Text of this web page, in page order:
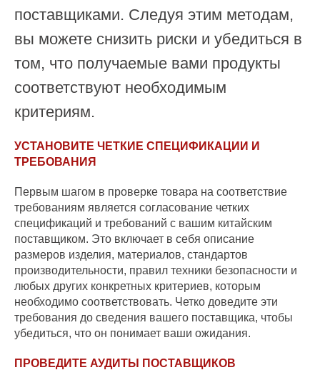
поставщиками. Следуя этим методам,
вы можете снизить риски и убедиться в
том, что получаемые вами продукты
соответствуют необходимым
критериям.
УСТАНОВИТЕ ЧЕТКИЕ СПЕЦИФИКАЦИИ И
ТРЕБОВАНИЯ
Первым шагом в проверке товара на соответствие
требованиям является согласование четких
спецификаций и требований с вашим китайским
поставщиком. Это включает в себя описание
размеров изделия, материалов, стандартов
производительности, правил техники безопасности и
любых других конкретных критериев, которым
необходимо соответствовать. Четко доведите эти
требования до сведения вашего поставщика, чтобы
убедиться, что он понимает ваши ожидания.
ПРОВЕДИТЕ АУДИТЫ ПОСТАВЩИКОВ